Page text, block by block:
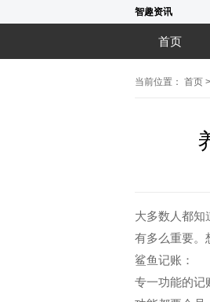
智趣资讯
首页
当前位置： 首页
大多数人都知
有多么重要。
鲨鱼记账：
专一功能的记